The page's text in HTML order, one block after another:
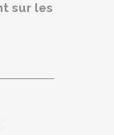
sur les